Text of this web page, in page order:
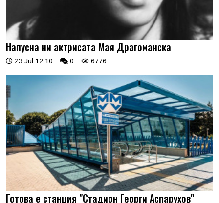
Напусна ни актрисата Мая Драгоманска
23 Jul 12:10 0 6776
Готова е станция "Стадион Георги Аспарухов"